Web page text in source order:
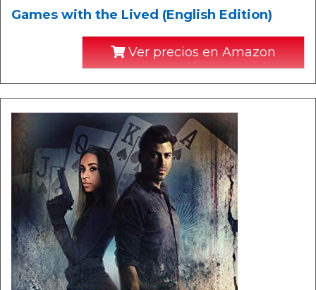
Games with the Lived (English Edition)
Ver precios en Amazon